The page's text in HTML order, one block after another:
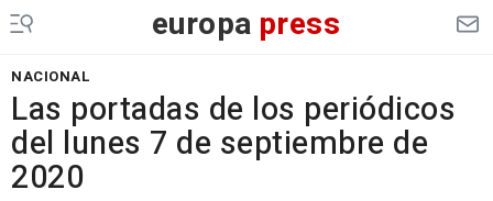
europa press
NACIONAL
Las portadas de los periódicos
del lunes 7 de septiembre de
2020